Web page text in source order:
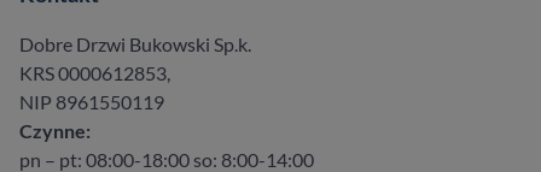
Dobre Drzwi Bukowski Sp.k.
KRS 0000612853,
NIP 8961550119
Czynne:
pn – pt: 08:00-18:00 so: 8:00-14:00